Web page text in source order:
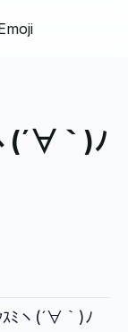
(´∀｀)ﾉ
ﾐヽ(´∀｀)ﾉ